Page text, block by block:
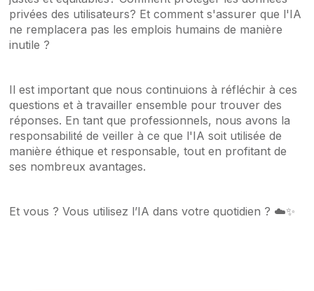
privées des utilisateurs? Et comment s'assurer que l'IA
ne remplacera pas les emplois humains de manière
inutile ?
Il est important que nous continuions à réfléchir à ces
questions et à travailler ensemble pour trouver des
réponses. En tant que professionnels, nous avons la
responsabilité de veiller à ce que l'IA soit utilisée de
manière éthique et responsable, tout en profitant de
ses nombreux avantages.
Et vous ? Vous utilisez l’IA dans votre quotidien ? ☁️✨